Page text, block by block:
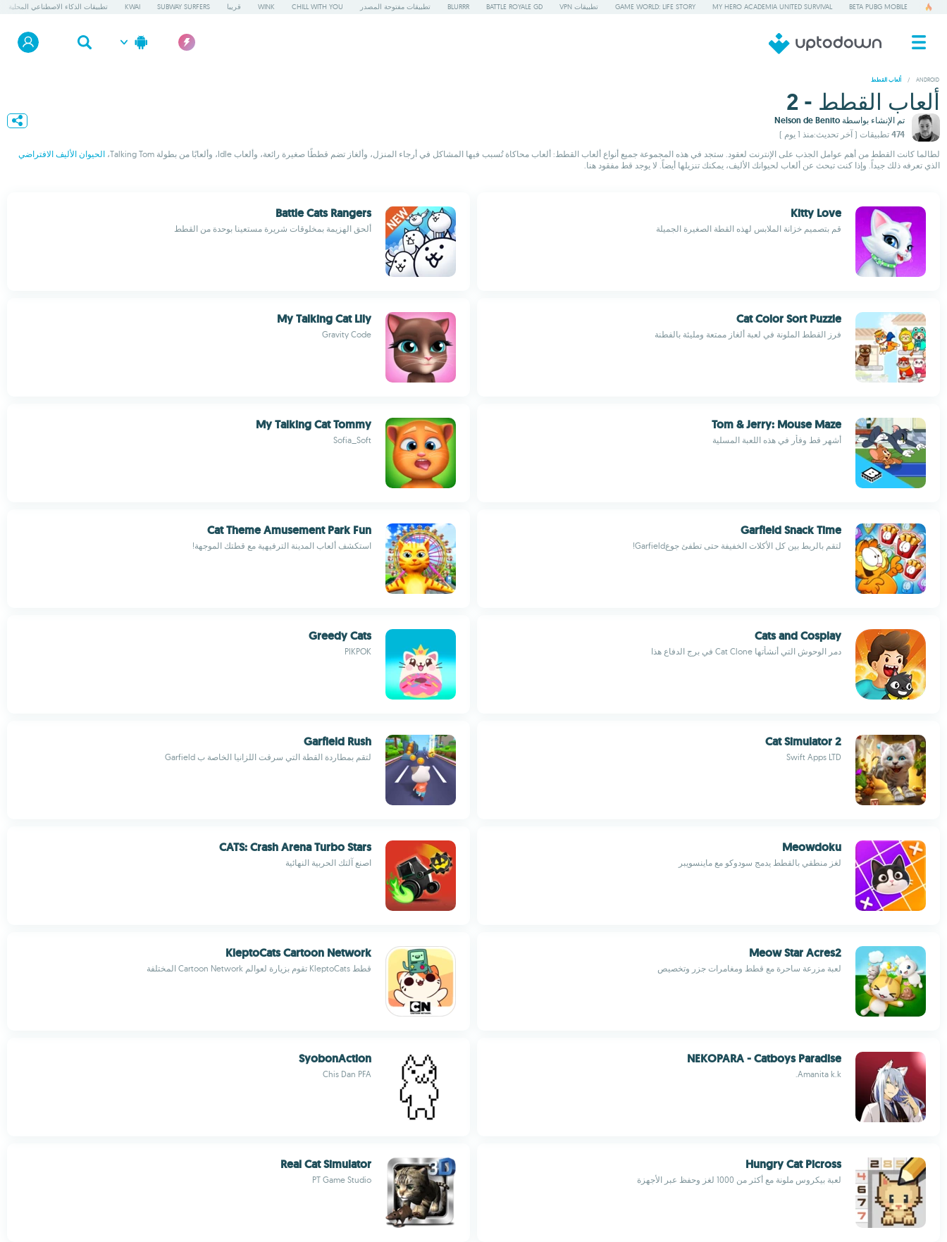
BETA PUBG MOBILE
MY HERO ACADEMIA UNITED SURVIVAL
GAME WORLD: LIFE STORY تطبيقات VPN BATTLE ROYALE GD
BLURRR تطبيقات مفتوحة المصدر CHILL WITH YOU
WINK قريبا SUBWAY SURFERS
KWAI تطبيقات الذكاء الاصطناعي المحلية
ANDROID
/ ألعاب القطط
ألعاب القطط - 2
تم الإنشاء بواسطة Nelson de Benito
474 تطبيقات
( آخر تحديث:منذ 1 يوم )
لطالما كانت القطط من أهم عوامل الجذب على الإنترنت لعقود. ستجد في هذه المجموعة جميع أنواع ألعاب القطط: ألعاب محاكاة تُسبب فيها المشاكل في أرجاء المنزل، وألغاز تضم قططًا صغيرة رائعة، وألعاب Idle، وألعابًا من بطولة Talking Tom،
الحيوان الأليف الافتراضي
الذي تعرفه ذلك جيداً. وإذا كنت تبحث عن ألعاب لحيوانك الأليف، يمكنك تنزيلها أيضاً. لا يوجد قط مفقود هنا.
Kitty Love
قم بتصميم خزانة الملابس لهذه القطة الصغيرة الجميلة
Battle Cats Rangers
ألحق الهزيمة بمخلوقات شريرة مستعينا بوحدة من القطط
Cat Color Sort Puzzle
فرز القطط الملونة في لعبة ألغاز ممتعة ومليئة بالفطنة
My Talking Cat Lily
Gravity Code
Tom & Jerry: Mouse Maze
أشهر قط وفأر في هذه اللعبة المسلية
My Talking Cat Tommy
Sofia_Soft
Garfield Snack Time
لتقم بالربط بين كل الأكلات الخفيفة حتى تطفئ جوعGarfield!
Cat Theme Amusement Park Fun
استكشف ألعاب المدينة الترفيهية مع قطتك الموجهة!
Cats and Cosplay
دمر الوحوش التي أنشأتها Cat Clone في برج الدفاع هذا
Greedy Cats
PIKPOK
Cat Simulator 2
Swift Apps LTD
Garfield Rush
لتقم بمطاردة القطة التي سرقت اللزانيا الخاصة ب Garfield
Meowdoku
لغز منطقي بالقطط يدمج سودوكو مع ماينسويبر
CATS: Crash Arena Turbo Stars
اصنع آلتك الحربية النهائية
Meow Star Acres2
لعبة مزرعة ساحرة مع قطط ومغامرات جزر وتخصيص
KleptoCats Cartoon Network
قطط KleptoCats تقوم بزيارة لعوالم Cartoon Network المختلفة
NEKOPARA - Catboys Paradise
Amanita k.k.
SyobonAction
Chis Dan PFA
Hungry Cat Picross
لعبة بيكروس ملونة مع أكثر من 1000 لغز وحفظ عبر الأجهزة
Real Cat Simulator
PT Game Studio